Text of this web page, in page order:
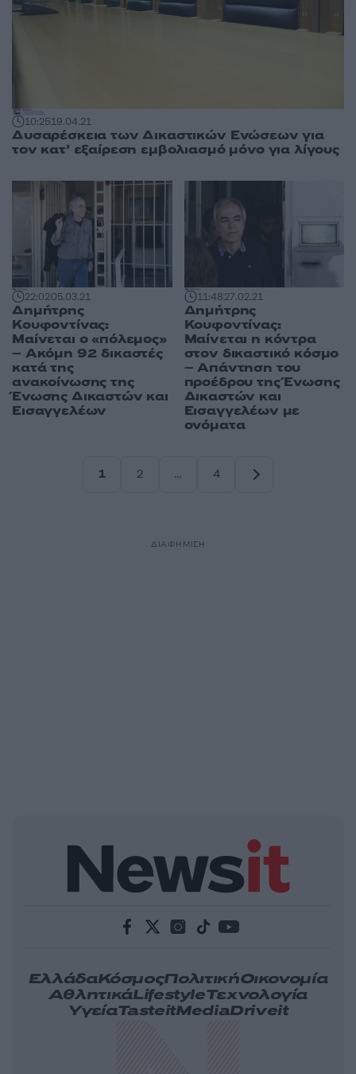
10:2519.04.21
Δυσαρέσκεια των Δικαστικών Ενώσεων για
τον κατ’ εξαίρεση εμβολιασμό μόνο για λίγους
22:0205.03.21
Δημήτρης
Κουφοντίνας:
Μαίνεται ο «πόλεμος»
– Ακόμη 92 δικαστές
κατά της
ανακοίνωσης της
Ένωσης Δικαστών και
Εισαγγελέων
11:4827.02.21
Δημήτρης
Κουφοντίνας:
Μαίνεται η κόντρα
στον δικαστικό κόσμο
– Απάντηση του
προέδρου της Ένωσης
Δικαστών και
Εισαγγελέων με
ονόματα
1
2
…
4
ΔΙΑΦΗΜΙΣΗ
ΕλλάδαΚόσμοςΠολιτικήΟικονομία
ΑθλητικάLifestyleΤεχνολογία
ΥγείαTasteitMediaDriveit